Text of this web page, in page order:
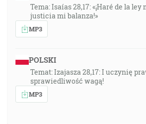
Tema: Isaías 28,17: «¡Haré de la
justicia mi balanza!»
MP3
POLSKI
Temat: Izajasza 28,17: I uczynię
sprawiedliwość wagą!
MP3